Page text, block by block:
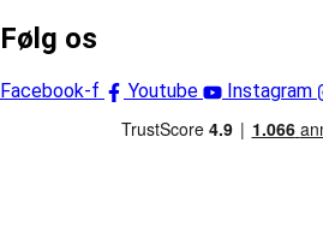
Følg os
Facebook-f Youtube Instagram